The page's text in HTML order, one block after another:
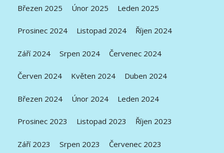
Březen 2025 Únor 2025 Leden 2025
Prosinec 2024 Listopad 2024 Říjen 2024
Září 2024 Srpen 2024 Červenec 2024
Červen 2024 Květen 2024 Duben 2024
Březen 2024 Únor 2024 Leden 2024
Prosinec 2023 Listopad 2023 Říjen 2023
Září 2023 Srpen 2023 Červenec 2023